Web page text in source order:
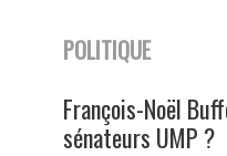
POLITIQUE
François-Noël
sénateurs UMP ?